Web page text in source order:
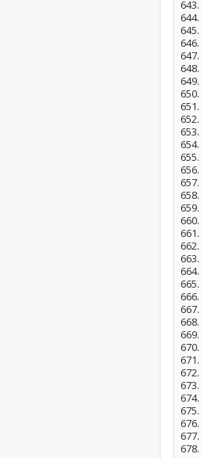
643.
644.
645.
646.
647.
648.
649.
650.
651.
652.
653.
654.
655.
656.
657.
658.
659.
660.
661.
662.
663.
664.
665.
666.
667.
668.
669.
670.
671.
672.
673.
674.
675.
676.
677.
678.